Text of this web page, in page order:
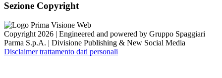
Sezione Copyright
Copyright 2026 | Engineered and powered by Gruppo Spaggiari
Parma S.p.A. | Divisione Publishing & New Social Media
Disclaimer trattamento dati personali